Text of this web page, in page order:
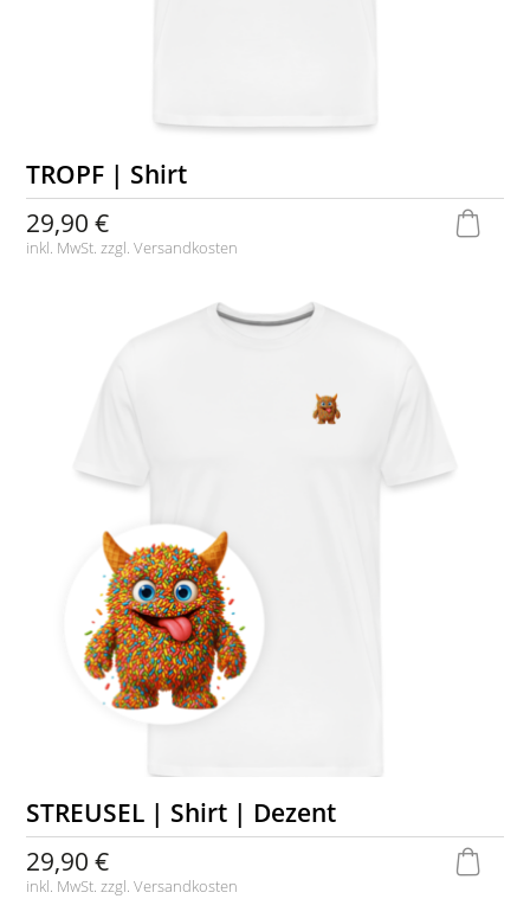
TROPF | Shirt
29,90 €
inkl. MwSt. zzgl.Versandkosten
STREUSEL | Shirt | Dezent
29,90 €
inkl. MwSt. zzgl.Versandkosten